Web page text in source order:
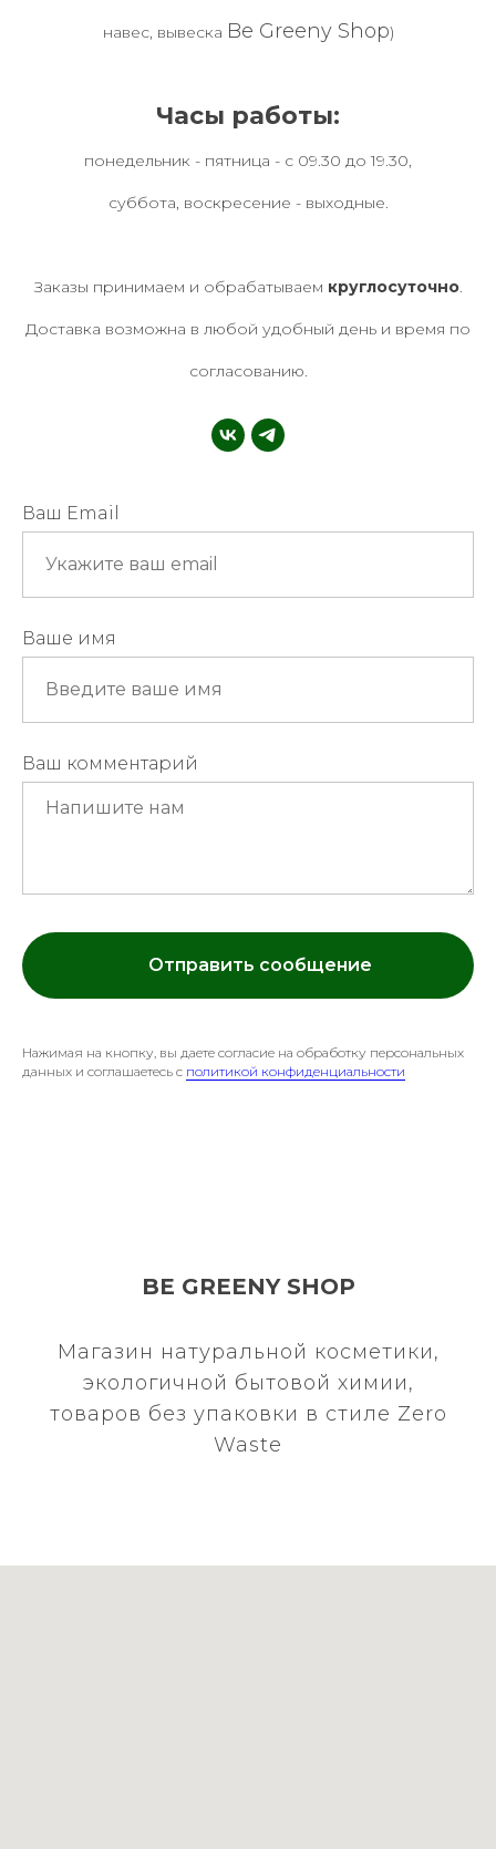
навес, вывеска Be Greeny Shop)
Часы работы:
понедельник - пятница - с 09.30 до 19.30,
суббота, воскресение - выходные.
Заказы принимаем и обрабатываем круглосуточно.
Доставка возможна в любой удобный день и время по
согласованию.
Ваш Email
Ваше имя
Ваш комментарий
Отправить сообщение
Нажимая на кнопку, вы даете согласие на обработку персональных
данных и соглашаетесь c политикой конфиденциальности
BE GREENY SHOP
Магазин натуральной косметики,
экологичной бытовой химии,
товаров без упаковки в стиле Zero
Waste